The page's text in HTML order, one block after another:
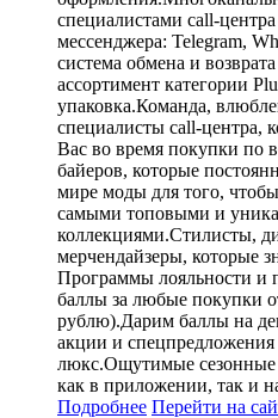
специалистами call-
мессенджера: Telegram,
система обмена и
ассортимент категории
упаковка.Команда,
специалисты call-центра,
Вас во время покупки по
байеров, которые
мире моды для того,
самыми топовыми и
коллекциями.Стилисты,
мерчендайзеры, которые
Программы лояльности и
баллы за любые покупки
рублю).Дарим баллы на
акции и спецпредложения
люкс.Ощутимые сезонные
как в приложении, так и
Подробнее Перейти на